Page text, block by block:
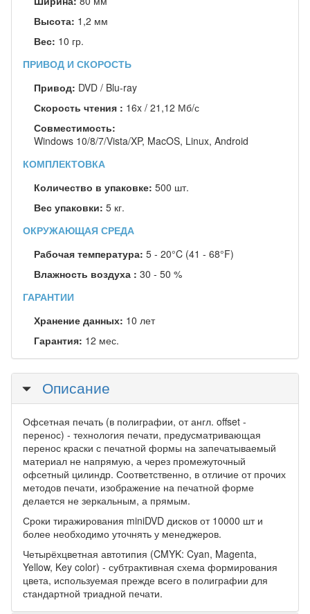
Высота: 1,2 мм
Вес: 10 гр.
ПРИВОД И СКОРОСТЬ
Привод: DVD / Blu-ray
Скорость чтения : 16x / 21,12 Мб/с
Совместимость:
Windows 10/8/7/Vista/XP, MacOS, Linux, Android
КОМПЛЕКТОВКА
Количество в упаковке: 500 шт.
Вес упаковки: 5 кг.
ОКРУЖАЮЩАЯ СРЕДА
Рабочая температура: 5 - 20°C (41 - 68°F)
Влажность воздуха : 30 - 50 %
ГАРАНТИИ
Хранение данных: 10 лет
Гарантия: 12 мес.
Скрыть
Описание
Офсетная печать (в полиграфии, от англ. offset -
перенос) - технология печати, предусматривающая
перенос краски с печатной формы на запечатываемый
материал не напрямую, а через промежуточный
офсетный цилиндр. Соответственно, в отличие от прочих
методов печати, изображение на печатной форме
делается не зеркальным, а прямым.
Сроки тиражирования miniDVD дисков от 10000 шт и
более необходимо уточнять у менеджеров.
Четырёхцветная автотипия (CMYK: Cyan, Magenta,
Yellow, Key color) - субтрактивная схема формирования
цвета, используемая прежде всего в полиграфии для
стандартной триадной печати.